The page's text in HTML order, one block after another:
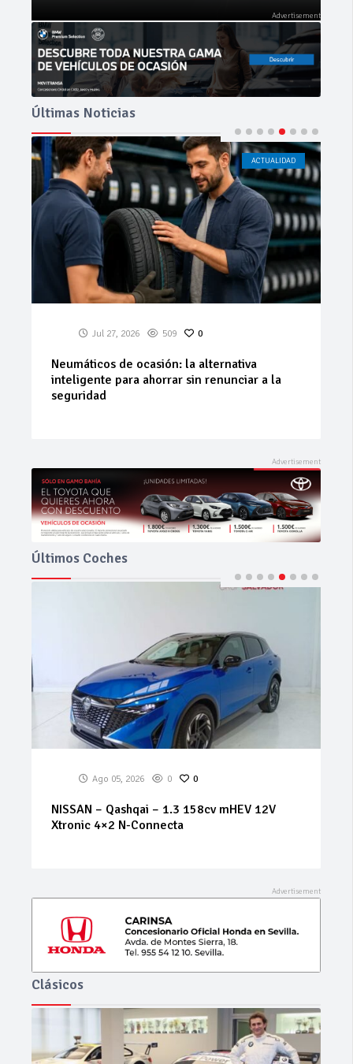
Últimas Noticias
ACTUALIDAD CÁDIZ
Jul 23, 2026 181 0
La 42ª Subida a Vejer comienza a perfilarse
Últimos Coches
Ago 05, 2026 0 0
VOLKSWAGEN – T-Roc – 1.5 TSI 150CV LIFE
Clásicos